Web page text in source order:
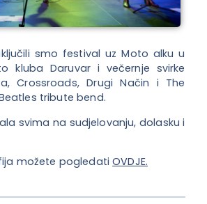
smo festival uz Moto alku u
kluba Daruvar i večernje svirke
Crossroads, Drugi Način i The
tribute bend.
svima na sudjelovanju, dolasku i
možete pogledatiOVDJE.